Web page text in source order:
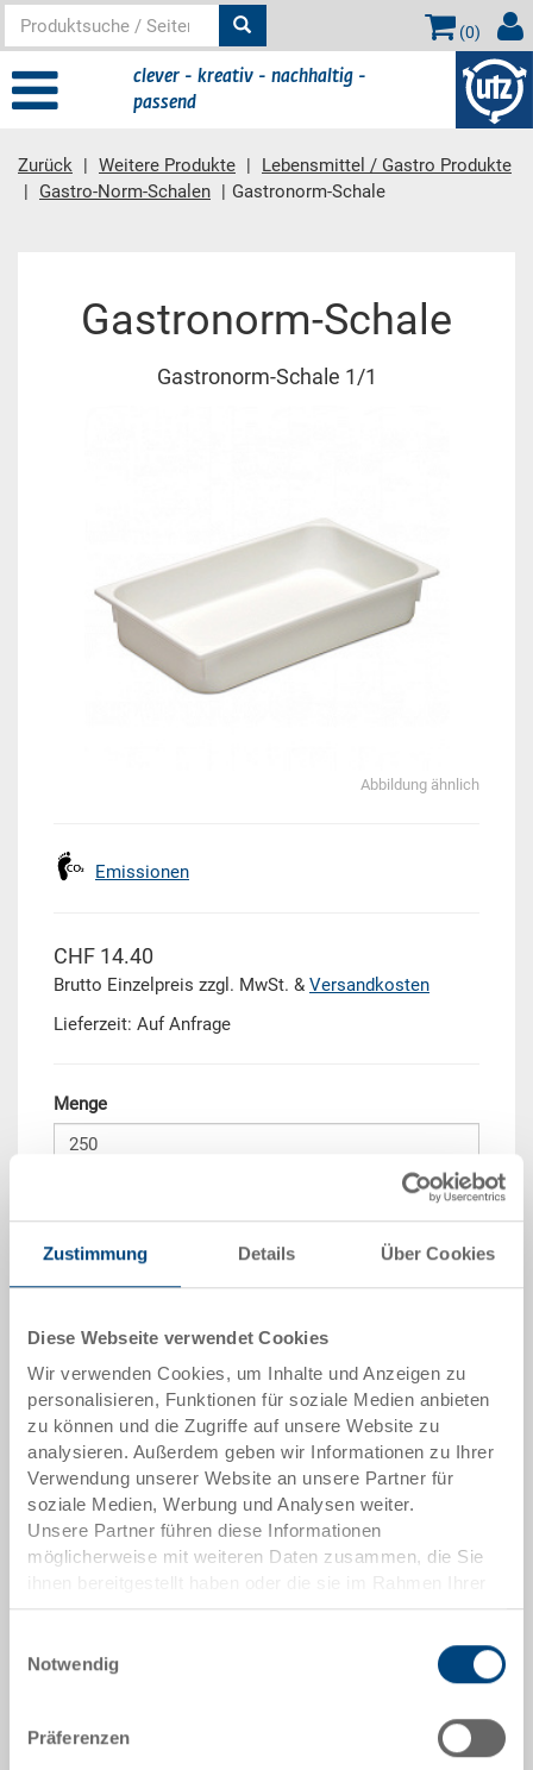
Zustimmung Details Über Cookies
Diese Webseite verwendet Cookies
Wir verwenden Cookies, um Inhalte und Anzeigen zu
personalisieren, Funktionen für soziale Medien anbieten
zu können und die Zugriffe auf unsere Website zu
analysieren. Außerdem geben wir Informationen zu Ihrer
Verwendung unserer Website an unsere Partner für
soziale Medien, Werbung und Analysen weiter.
Unsere Partner führen diese Informationen
möglicherweise mit weiteren Daten zusammen, die Sie
Nutzung der Dienste gesammelt haben.
Notwendig
Präferenzen
(0)
clever - kreativ - nachhaltig -
passend
Zurück Weitere Produkte
Lebensmittel / Gastro Produkte
Gastro-Norm-Schalen
Gastronorm-Schale
Gastronorm-Schale
Gastronorm-Schale 1/1
Abbildung ähnlich
Emissionen
CHF 14.40
Brutto Einzelpreis zzgl. MwSt. & Versandkosten
Lieferzeit: Auf Anfrage
Menge
Mindestbestellmenge: 250 Stück
ab 250 Stück CHF 9.35
Mengenstaffeln entsprechen Verpackungseinheiten.
Artikeldaten
Bestellnummer
7-411-100.9000.0150
Grösse:
Farbe: